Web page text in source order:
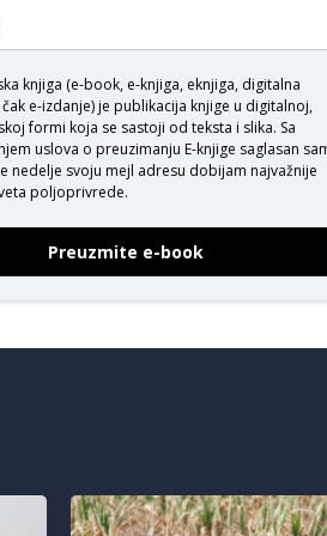
knjiga (e-book, e-knjiga, eknjiga, digitalna
e-izdanje) je publikacija knjige u digitalnoj,
formi koja se sastoji od teksta i slika. Sa
uslova o preuzimanju E-knjige saglasan
nedelje svoju mejl adresu dobijam najvažnije
poljoprivrede.
Preuzmite e-book